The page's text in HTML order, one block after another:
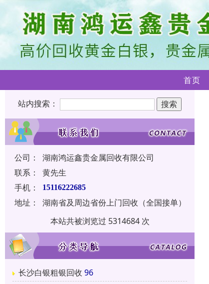
首页
站内搜索：
公司：
湖南鸿运鑫贵金属回收有限公司
联系：
黄先生
手机：
15116222685
地址：
湖南省及周边省份上门回收（全国接单）
本站共被浏览过 5314684 次
长沙白银粗银回收 96